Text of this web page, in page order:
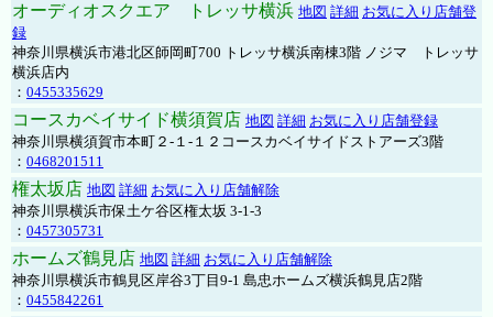
オーディオスクエア トレッサ横浜 地図 詳細 お気に入り店舗登
録
神奈川県横浜市港北区師岡町700 トレッサ横浜南棟3階 ノジマ トレッサ
横浜店内
： 0455335629
コースカベイサイド横須賀店 地図 詳細 お気に入り店舗登録
神奈川県横須賀市本町２-１-１２コースカベイサイドストアーズ3階
： 0468201511
権太坂店 地図 詳細 お気に入り店舗解除
神奈川県横浜市保土ケ谷区権太坂 3-1-3
： 0457305731
ホームズ鶴見店 地図 詳細 お気に入り店舗解除
神奈川県横浜市鶴見区岸谷3丁目9-1 島忠ホームズ横浜鶴見店2階
： 0455842261